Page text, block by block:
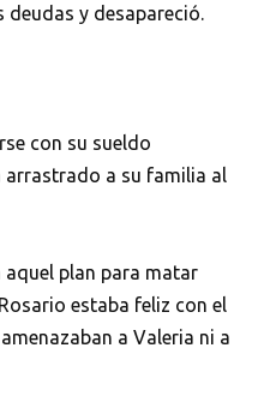
y desapareció.
con su sueldo
arrastrado a su familia al
aquel plan para matar
estaba feliz con el
a Valeria ni a